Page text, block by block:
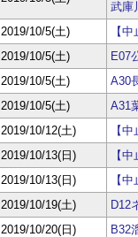
武庫
2019/10/5(土)
【
2019/10/5(土)
E07
2019/10/5(土)
A30
2019/10/5(土)
A31
2019/10/12(土)
【
2019/10/13(日)
【
2019/10/13(日)
【
2019/10/19(土)
D12
2019/10/20(日)
B32